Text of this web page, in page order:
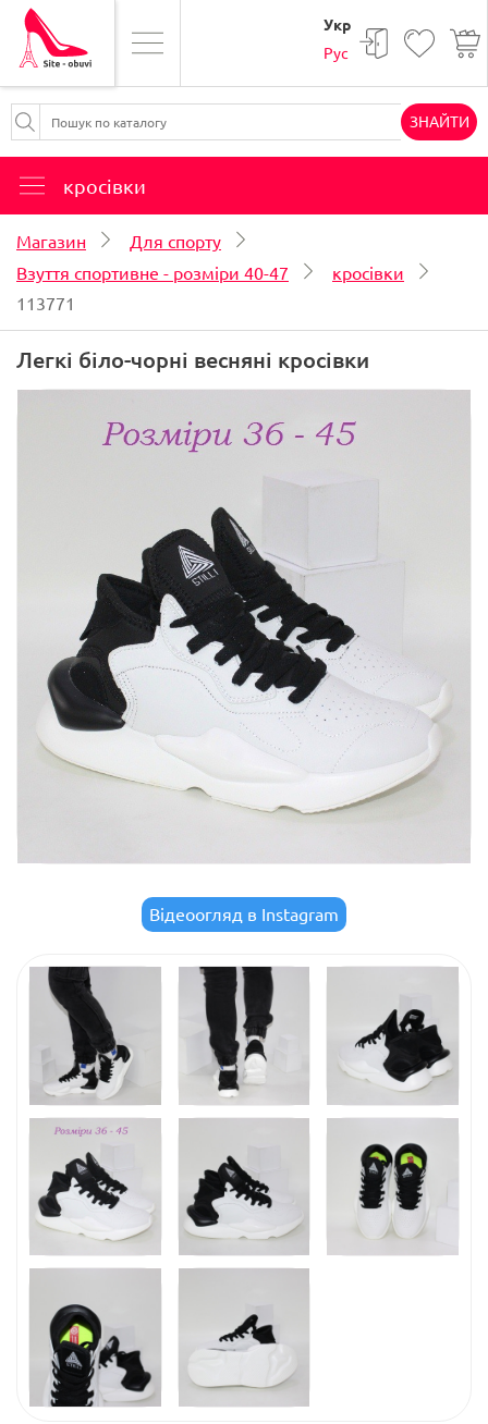
Укр
Рус
ЗНАЙТИ
кросівки
Магазин
Для спорту
Взуття спортивне - розміри 40-47
кросівки
113771
Легкі біло-чорні весняні кросівки
Відеоогляд в Instagram